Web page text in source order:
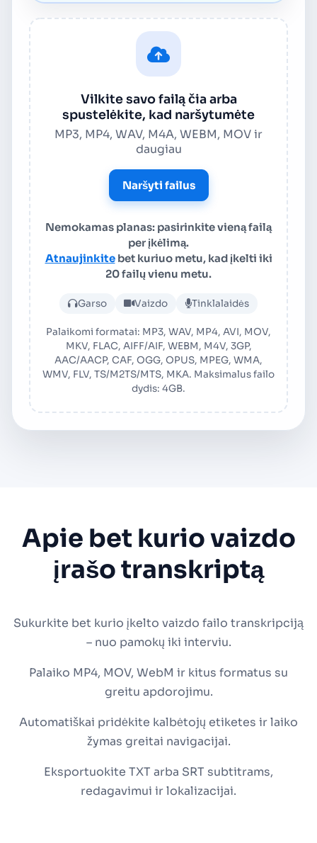
Vilkite savo failą čia arba
spustelėkite, kad naršytumėte
MP3, MP4, WAV, M4A, WEBM, MOV ir
daugiau
Naršyti failus
Nemokamas planas: pasirinkite vieną failą
per įkėlimą.
Atnaujinkitebet kuriuo metu, kad įkelti iki
20 failų vienu metu.
Įkelti garso arba vaizdo failą
Garso Vaizdo Tinklalaidės
Palaikomi formatai: MP3, WAV, MP4, AVI, MOV,
MKV, FLAC, AIFF/AIF, WEBM, M4V, 3GP,
AAC/AACP, CAF, OGG, OPUS, MPEG, WMA,
WMV, FLV, TS/M2TS/MTS, MKA. Maksimalus failo
dydis: 4GB.
Apie bet kurio vaizdo
įrašo transkriptą
Sukurkite bet kurio įkelto vaizdo failo transkripciją
– nuo pamokų iki interviu.
Palaiko MP4, MOV, WebM ir kitus formatus su
greitu apdorojimu.
Automatiškai pridėkite kalbėtojų etiketes ir laiko
žymas greitai navigacijai.
Eksportuokite TXT arba SRT subtitrams,
redagavimui ir lokalizacijai.